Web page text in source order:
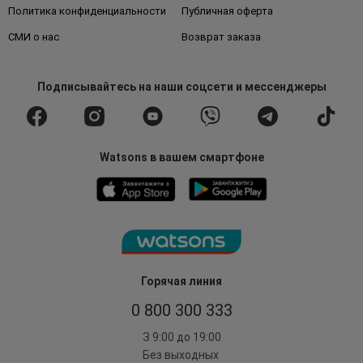
Горячая линия
0 800 300 333
З 9:00 до 19:00
Без выходных
Политика конфиденциальности Публичная оферта
СМИ о нас Возврат заказа
Подписывайтесьна наши соцсети и мессенджеры
Watsons в вашем смартфоне